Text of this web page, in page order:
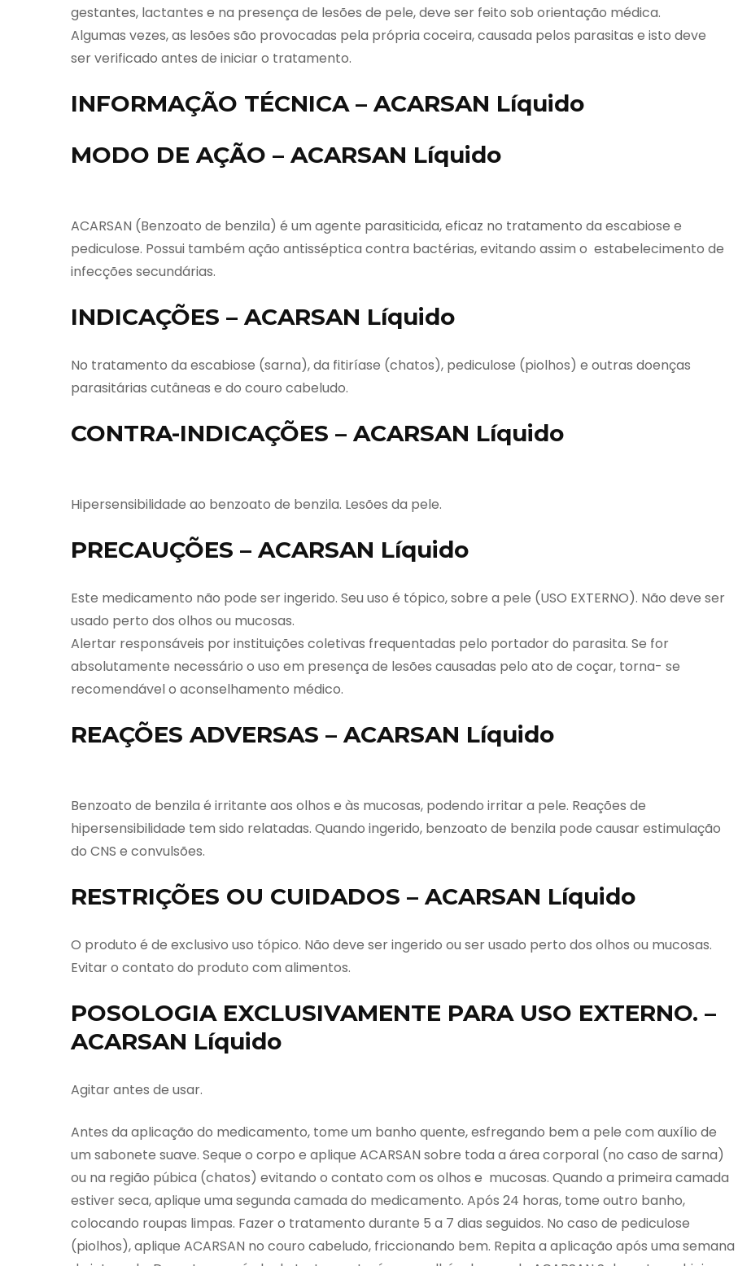
gestantes, lactantes e na presença de lesões de pele, deve ser feito sob orientação médica.
Algumas vezes, as lesões são provocadas pela própria coceira, causada pelos parasitas e isto deve
ser verificado antes de iniciar o tratamento.
INFORMAÇÃO TÉCNICA – ACARSAN Líquido
MODO DE AÇÃO – ACARSAN Líquido
ACARSAN (Benzoato de benzila) é um agente parasiticida, eficaz no tratamento da escabiose e
pediculose. Possui também ação antisséptica contra bactérias, evitando assim o estabelecimento de
infecções secundárias.
INDICAÇÕES – ACARSAN Líquido
No tratamento da escabiose (sarna), da fitiríase (chatos), pediculose (piolhos) e outras doenças
parasitárias cutâneas e do couro cabeludo.
CONTRA-INDICAÇÕES – ACARSAN Líquido
Hipersensibilidade ao benzoato de benzila. Lesões da pele.
PRECAUÇÕES – ACARSAN Líquido
Este medicamento não pode ser ingerido. Seu uso é tópico, sobre a pele (USO EXTERNO). Não deve ser
usado perto dos olhos ou mucosas.
Alertar responsáveis por instituições coletivas frequentadas pelo portador do parasita. Se for
absolutamente necessário o uso em presença de lesões causadas pelo ato de coçar, torna- se
recomendável o aconselhamento médico.
REAÇÕES ADVERSAS – ACARSAN Líquido
Benzoato de benzila é irritante aos olhos e às mucosas, podendo irritar a pele. Reações de
hipersensibilidade tem sido relatadas. Quando ingerido, benzoato de benzila pode causar estimulação
do CNS e convulsões.
RESTRIÇÕES OU CUIDADOS – ACARSAN Líquido
O produto é de exclusivo uso tópico. Não deve ser ingerido ou ser usado perto dos olhos ou mucosas.
Evitar o contato do produto com alimentos.
POSOLOGIA EXCLUSIVAMENTE PARA USO EXTERNO. –
ACARSAN Líquido
Agitar antes de usar.
Antes da aplicação do medicamento, tome um banho quente, esfregando bem a pele com auxílio de
um sabonete suave. Seque o corpo e aplique ACARSAN sobre toda a área corporal (no caso de sarna)
ou na região púbica (chatos) evitando o contato com os olhos e mucosas. Quando a primeira camada
estiver seca, aplique uma segunda camada do medicamento. Após 24 horas, tome outro banho,
colocando roupas limpas. Fazer o tratamento durante 5 a 7 dias seguidos. No caso de pediculose
(piolhos), aplique ACARSAN no couro cabeludo, friccionando bem. Repita a aplicação após uma semana